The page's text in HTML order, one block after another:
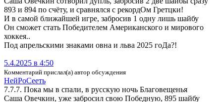
893 и 894 по счёту, и сравнялся с рекордОм Гретцки!
И в самой ближайшей игре, забросив 1 одну лишь шайбу
Он сможет стать Победителем Американского и мирового
хоккея..
Под апрельскими знаками овна и льва 2025 гоДа?!
5.4.2025 в 4:50
Комментарий прислал(а) автор обсуждения
Ней­Ро­Се­еть
7.7.7. Пока мы в спали, в русскую ночь Благовещенья
Саша Овечкин, уже забросил свою Победную, 895 шайбу